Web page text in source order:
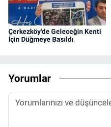
Çerkezköy'de Geleceğin Kenti
İçin Düğmeye Basıldı
Yorumlar